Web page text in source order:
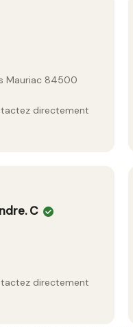
Mauriac 84500
directement
C
directement